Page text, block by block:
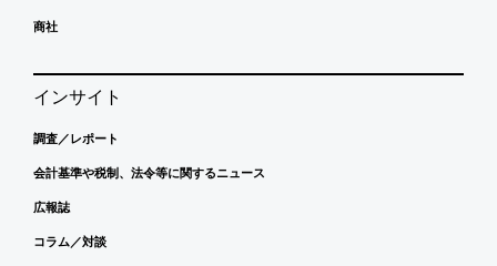
商社
インサイト
調査／レポート
会計基準や税制、法令等に関するニュース
広報誌
コラム／対談